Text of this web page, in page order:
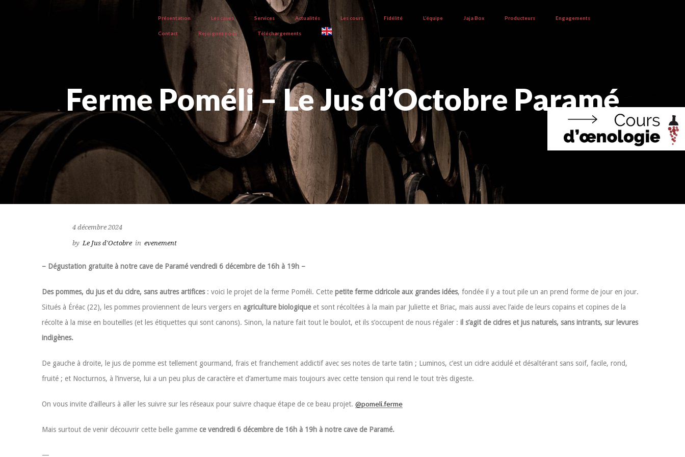
Présentation Les caves Services Actualités Les cours Fidélité L’équipe Jaja Box Producteurs Engagements
Contact Rejoignez nous Téléchargements
Ferme Poméli – Le Jus d’Octobre Paramé
4 décembre 2024
by Le Jus d'Octobre in evenement
– Dégustation gratuite à notre cave de Paramé vendredi 6 décembre de 16h à 19h –
Des pommes, du jus et du cidre, sans autres artifices: voici le projet de la ferme Poméli. Cette petite ferme cidricole aux grandes idées, fondée il y a tout pile un an prend forme de jour en jour.
Situés à Éréac (22), les pommes proviennent de leurs vergers en agriculture biologiqueet sont récoltées à la main par Juliette et Briac, mais aussi avec l’aide de leurs copains et copines de la
récolte à la mise en bouteilles (et les étiquettes qui sont canons). Sinon, la nature fait tout le boulot, et ils s’occupent de nous régaler : il s’agit de cidres et jus naturels, sans intrants, sur levures
indigènes.
De gauche à droite, le jus de pomme est tellement gourmand, frais et franchement addictif avec ses notes de tarte tatin ; Luminos, c’est un cidre acidulé et désaltérant sans soif, facile, rond,
fruité ; et Nocturnos, à l’inverse, lui a un peu plus de caractère et d’amertume mais toujours avec cette tension qui rend le tout très digeste.
On vous invite d’ailleurs à aller les suivre sur les réseaux pour suivre chaque étape de ce beau projet. @pomeli.ferme
Mais surtout de venir découvrir cette belle gamme ce vendredi 6 décembre de 16h à 19h à notre cave de Paramé.
—